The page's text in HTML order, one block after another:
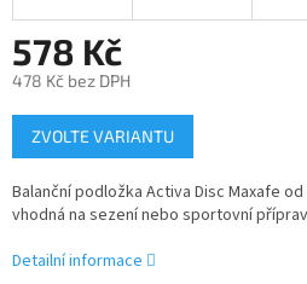
578 Kč
478 Kč bez DPH
Měrná
cena:
ZVOLTE VARIANTU
Balanční podložka Activa Disc Maxafe
vhodná na sezení nebo sportovní
Detailní informace